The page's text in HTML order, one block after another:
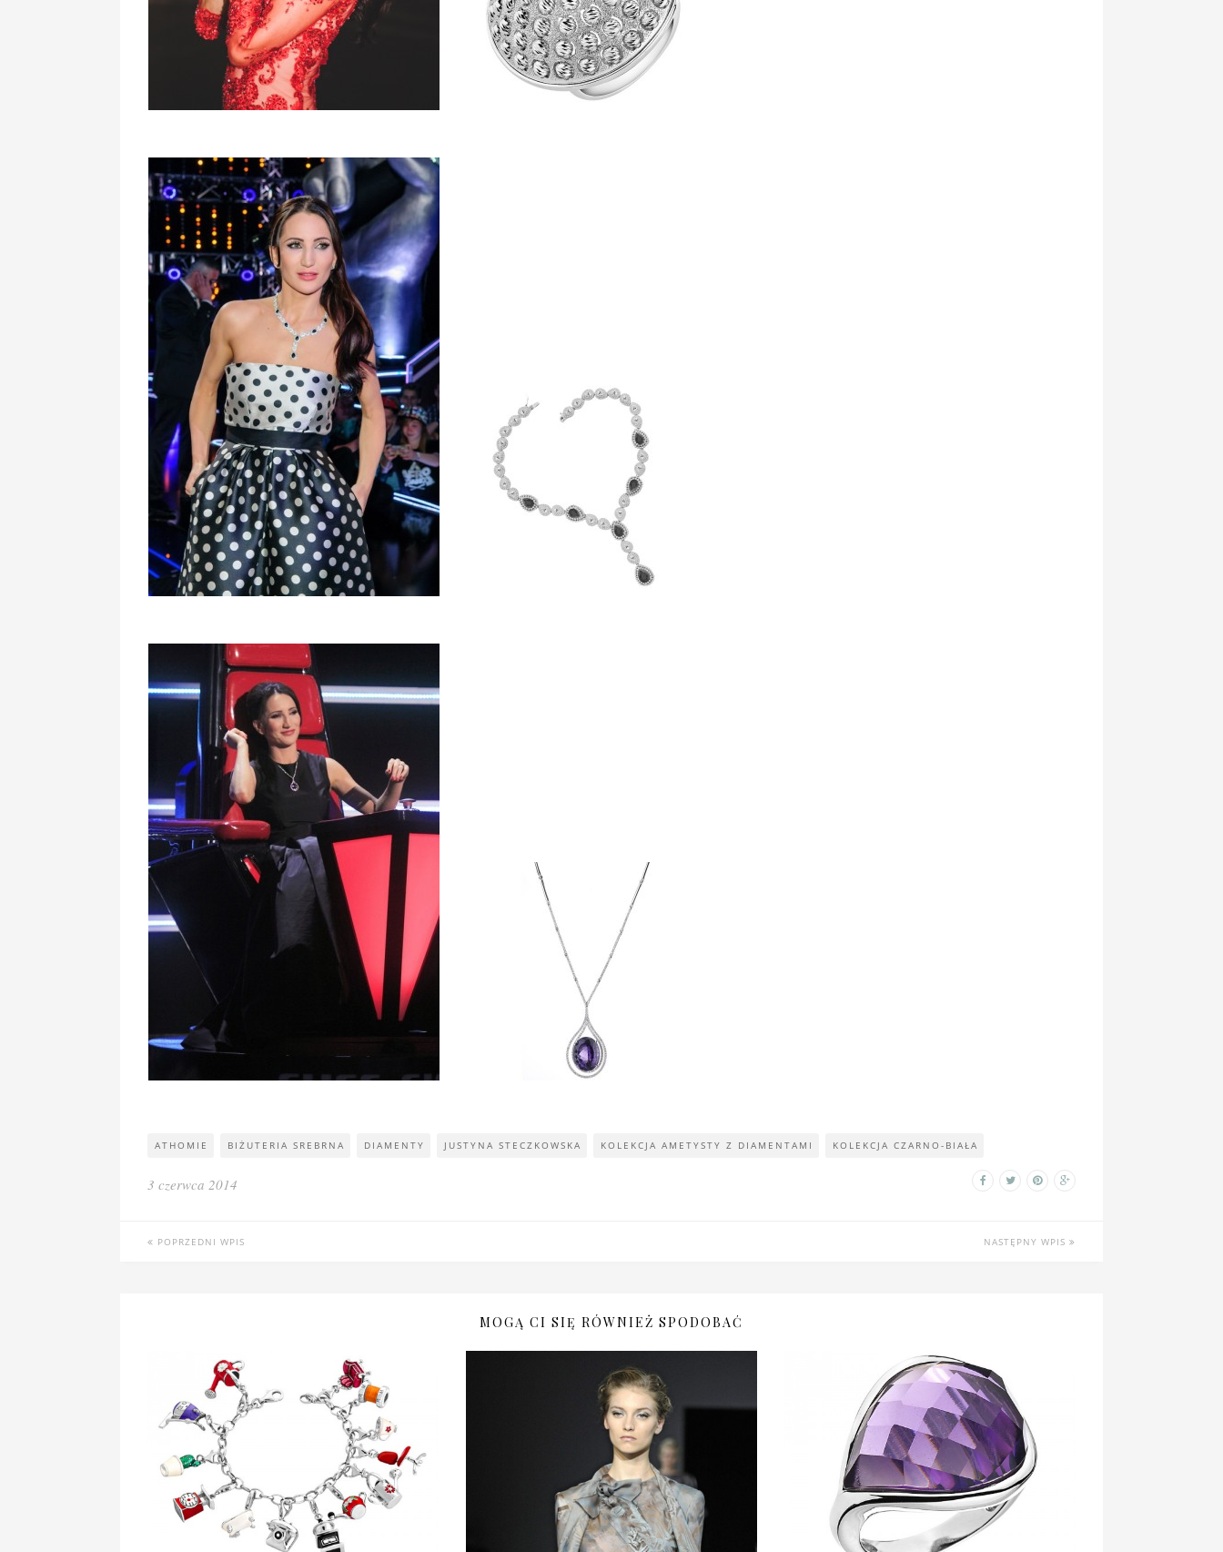
ATHOMIE BIŻUTERIA SREBRNA DIAMENTY JUSTYNA STECZKOWSKA KOLEKCJA AMETYSTY Z DIAMENTAMI KOLEKCJA CZARNO-BIAŁA
3 czerwca 2014
POPRZEDNI WPIS NASTĘPNY WPIS
MOGĄ CI SIĘ RÓWNIEŻ SPODOBAĆ